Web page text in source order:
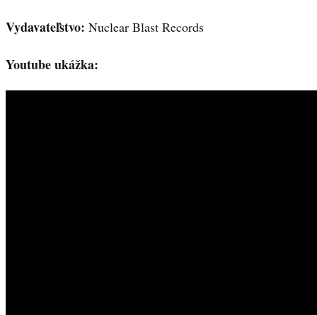
Vydavateľstvo: Nuclear Blast Records
Youtube ukážka: